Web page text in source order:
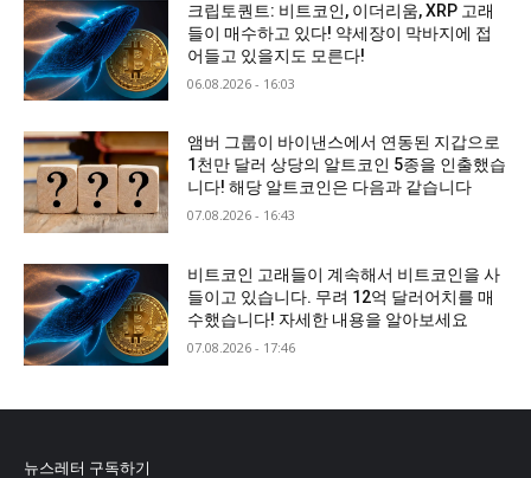
크립토퀀트: 비트코인, 이더리움, XRP 고래
들이 매수하고 있다! 약세장이 막바지에 접
어들고 있을지도 모른다!
06.08.2026 - 16:03
앰버 그룹이 바이낸스에서 연동된 지갑으로
1천만 달러 상당의 알트코인 5종을 인출했습
니다! 해당 알트코인은 다음과 같습니다
07.08.2026 - 16:43
비트코인 고래들이 계속해서 비트코인을 사
들이고 있습니다. 무려 12억 달러어치를 매
수했습니다! 자세한 내용을 알아보세요
07.08.2026 - 17:46
뉴스레터 구독하기